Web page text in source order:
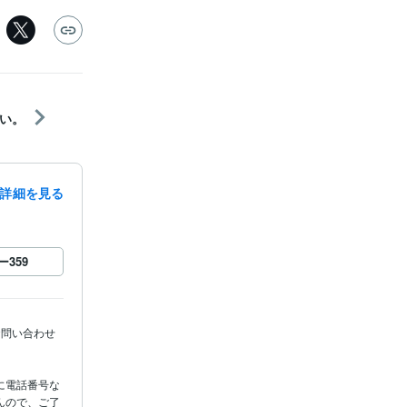
。
細を見る
359
い合わせ
電話番号な
ので、ご了